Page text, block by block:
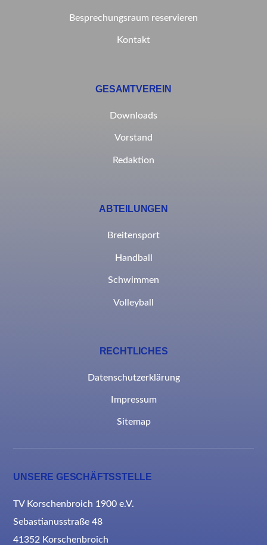
Besprechungsraum reservieren
Kontakt
GESAMTVEREIN
Downloads
Vorstand
Redaktion
ABTEILUNGEN
Breitensport
Handball
Schwimmen
Volleyball
RECHTLICHES
Datenschutzerklärung
Impressum
Sitemap
UNSERE GESCHÄFTSSTELLE
TV Korschenbroich 1900 e.V.
Sebastianusstraße 48
41352 Korschenbroich